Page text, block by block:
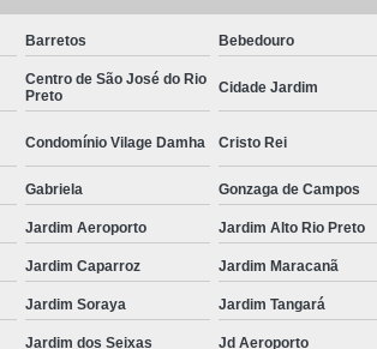
Barretos Bebedouro
Centro de São José do Rio
Preto
Cidade Jardim
Condomínio Vilage Damha Cristo Rei
Gabriela Gonzaga de Campos
Jardim Aeroporto Jardim Alto Rio Preto
Jardim Caparroz Jardim Maracanã
Jardim Soraya Jardim Tangará
Jardim dos Seixas Jd Aeroporto